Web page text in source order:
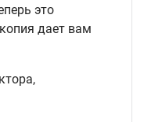
это
дает вам